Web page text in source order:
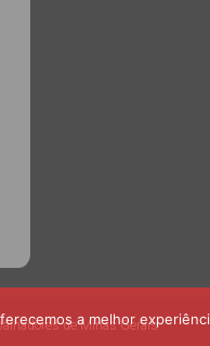
de Minas Gerais
a melhor